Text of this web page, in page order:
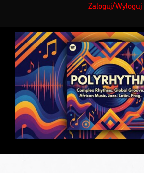
Zaloguj/Wyloguj